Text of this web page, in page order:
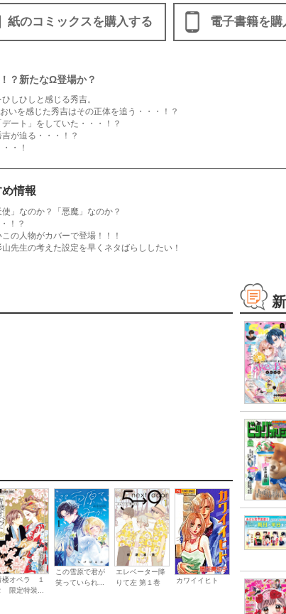
紙のコミックスを購入する 電子書籍を購
？新たなΩ登場か？
しひしと感じる秀吉。
いを感じた秀吉はその正体を追う・・・！？
ート」をしていた・・・！？
が迫る・・・！？
・！
情報
」なのか？「悪魔」なのか？
！？
の人物がカバーで登場！！！
先生の考えた設定を早くネタばらししたい！
楼オペラ １
限定特装...
この雪原で君が
笑っていられ...
エレベーター降
りて左 第１巻
カワイイヒト